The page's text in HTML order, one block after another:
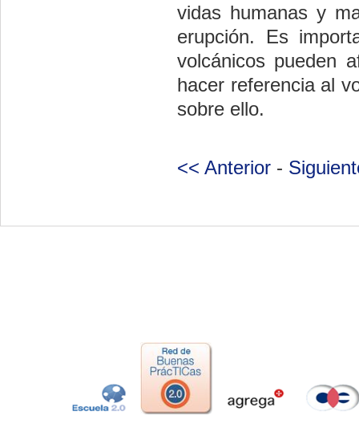
vidas humanas y
erupción. Es
volcánicos pueden
hacer referencia al
sobre ello.
<< Anterior -